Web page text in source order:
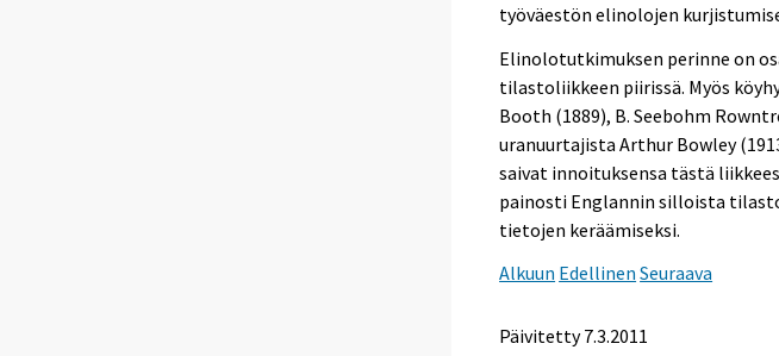
työväestön elinolojen
Elinolotutkimuksen perinne on
tilastoliikkeen piirissä. Myös
Booth (1889), B. Seebohm
uranuurtajista Arthur Bowley
saivat innoituksensa tästä
painosti Englannin silloista
tietojen keräämiseksi.
Alkuun Edellinen Seuraava
Päivitetty 7.3.2011